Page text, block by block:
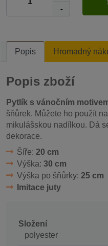
-
Popis Hromadný
Popis zboží
Pytlík s vánočním
šňůrek. Můžete ho použít
mikulášskou nadílkou. Dá
dekorace.
Šíře: 20 cm
Výška: 30 cm
Výška po šňůrky: 25 cm
Imitace juty
Složení
polyester